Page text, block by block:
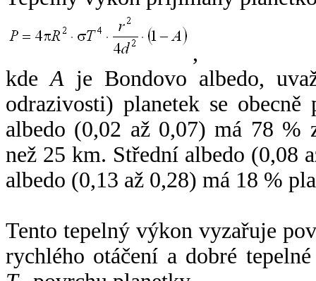
,
kdeA je Bondovo albedo,
odrazivosti) planetek se
albedo (0,02 až 0,07) má 78 %
než 25 km. Střední albedo (0,08
albedo (0,13 až 0,28) má 18 %
Tento tepelný výkon vyzařuje
rychlého otáčení a dobré